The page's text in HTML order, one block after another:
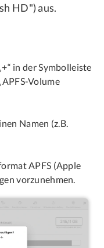
HD") aus.
in der Symbolleiste
Volume
Namen (z.B.
APFS (Apple
vorzunehmen.